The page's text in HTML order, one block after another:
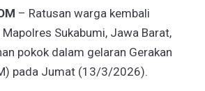
– Ratusan warga kembali
Sukabumi, Jawa Barat,
pokok dalam gelaran Gerakan
pada Jumat (13/3/2026).